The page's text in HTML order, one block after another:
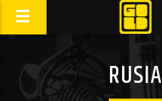
RUSIA